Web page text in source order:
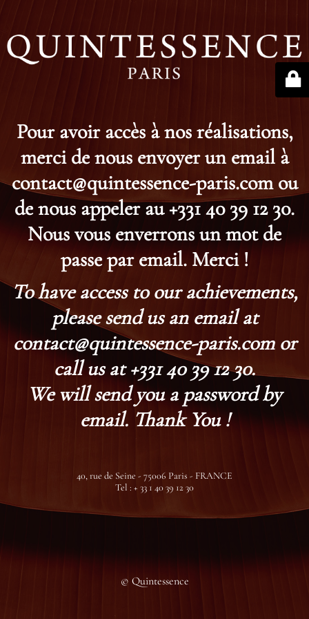
Pour avoir accès à nos réalisations,
merci de nous envoyer un email à
contact@quintessence-paris.com ou
de nous appeler au +331 40 39 12 30.
Nous vous enverrons un mot de
passe par email. Merci !
To have access to our achievements,
please send us an email at
contact@quintessence-paris.com or
call us at +331 40 39 12 30.
We will send you a password by
email. Thank You !
40, rue de Seine - 75006 Paris - FRANCE
Tel : + 33 1 40 39 12 30
© Quintessence